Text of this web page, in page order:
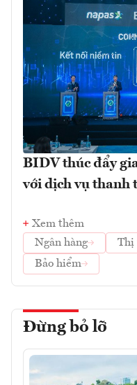
BIDV thúc đẩy
với dịch vụ thanh
Xem thêm
Ngân hàng
Thị
Bảo hiểm
Đừng bỏ lỡ